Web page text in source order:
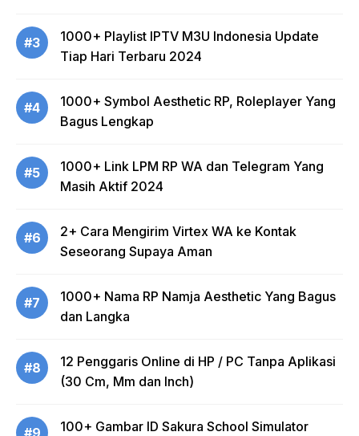
#3
1000+ Playlist IPTV M3U Indonesia Update
Tiap Hari Terbaru 2024
#4
1000+ Symbol Aesthetic RP, Roleplayer Yang
Bagus Lengkap
#5
1000+ Link LPM RP WA dan Telegram Yang
Masih Aktif 2024
#6
2+ Cara Mengirim Virtex WA ke Kontak
Seseorang Supaya Aman
#7
1000+ Nama RP Namja Aesthetic Yang Bagus
dan Langka
#8
12 Penggaris Online di HP / PC Tanpa Aplikasi
(30 Cm, Mm dan Inch)
#9
100+ Gambar ID Sakura School Simulator